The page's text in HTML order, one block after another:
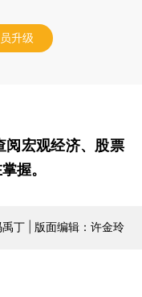
升级
阅宏观经济、股票
握。
丁 | 版面编辑：许金玲